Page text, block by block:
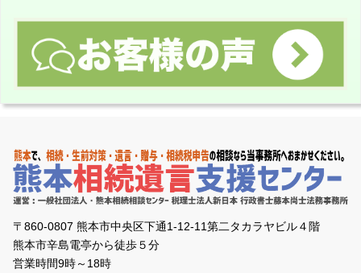
〒860-0807 熊本市中央区下通1-12-11第二タカラヤビル４階
熊本市辛島電亭から徒歩５分
営業時間9時～18時